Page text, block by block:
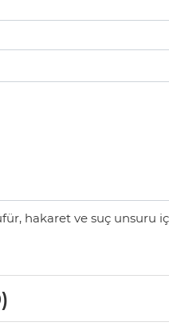
hakaret ve suç unsuru
)